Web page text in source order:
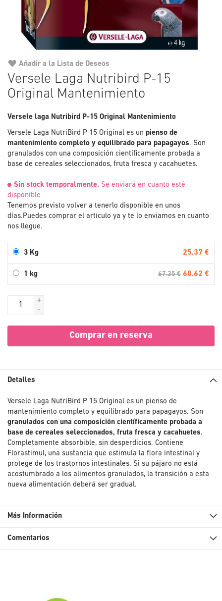
Versele Laga Nutribird P-15
Original Mantenimiento
Versele laga Nutribird P-15 Original Mantenimiento
Versele Laga NutriBird P 15 Original es un pienso de
mantenimiento completo y equilibrado para papagayos. Son
granulados con una composición científicamente probada a
base de cereales seleccionados, fruta fresca y cacahuetes.
Sin stock temporalmente. Se enviará en cuanto esté
disponible
Tenemos previsto volver a tenerlo disponible en unos
días. Puedes comprar el artículo ya y te lo enviamos en cuanto
nos llegue.
3 Kg 25.37 €
1 kg 67.35 € 60.62 €
+
-
Comprar en reserva
Añadir a la Lista de Deseos
al
comienzo
la
de
imágenes
Detalles
Versele Laga NutriBird P 15 Original es un pienso de
mantenimiento completo y equilibrado para papagayos. Son
granulados con una composición científicamente probada a
base de cereales seleccionados, fruta fresca y cacahuetes.
Completamente absorbible, sin desperdicios. Contiene
Florastimul, una sustancia que estimula la flora intestinal y
protege de los trastornos intestinales. Si su pájaro no está
acostumbrado a los alimentos granulados, la transición a esta
nueva alimentación deberá ser gradual.
Más Información
Comentarios